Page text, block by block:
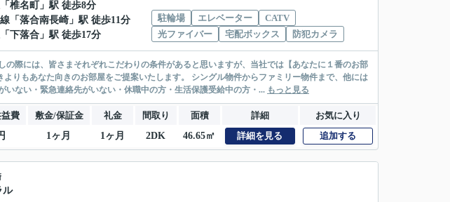
「 椎名町
」駅 徒歩8分
「 落合南長崎 」駅 徒歩11分
「 下落合 」駅 徒歩17分
駐輪場 エレベーター
CATV
光ファイバー
宅配ボックス 防犯カメラ
をご提案いたします。 シングル物件からファミリー物件まで、他には
を豊富にご紹介しております。 保証人がいない・緊急連絡先がいない・休職中の方・生活保護受給中の方・... もっと見る
費 敷金/保証金 礼金 間取り 面積 詳細
お気に入り
1ヶ月 1ヶ月 2DK 46.65㎡ 詳細を見る 追加する
ル